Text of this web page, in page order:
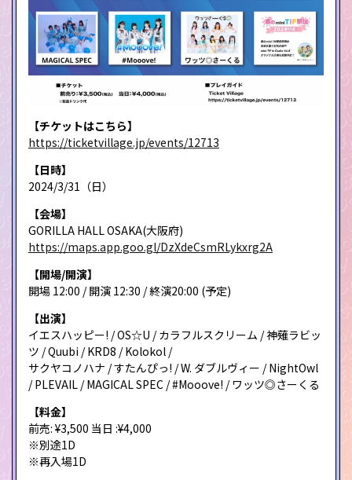
【チケットはこちら】
https://ticketvillage.jp/events/12713
【日時】
2024/3/31（日）
【会場】
GORILLA HALL OSAKA(大阪府)
https://maps.app.goo.gl/DzXdeCsmRLykxrg2A
【開場/開演】
開場 12:00 / 開演 12:30 / 終演20:00 (予定)
【出演】
イエスハッピー! / OS☆U / カラフルスクリーム / 神薙ラビッ
ツ / Quubi / KRD8 / Kolokol /
サクヤコノハナ / すたんぴっ! / W. ダブルヴィー / NightOwl
/ PLEVAIL / MAGICAL SPEC / #Mooove! / ワッツ◎さーくる
【料金】
前売: ¥3,500 当日 :¥4,000
※別途1D
※再入場1D